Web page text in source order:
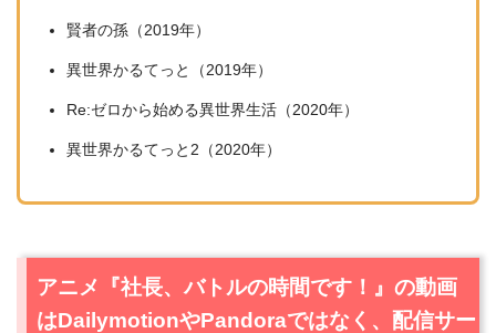
賢者の孫（2019年）
異世界かるてっと（2019年）
Re:ゼロから始める異世界生活（2020年）
異世界かるてっと2（2020年）
アニメ『社長、バトルの時間です！』の動画
はDailymotionやPandoraではなく、配信サー